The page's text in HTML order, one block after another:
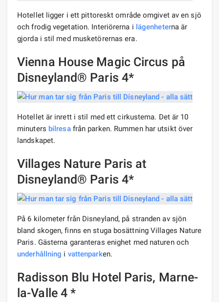
Hotellet ligger i ett pittoreskt område omgivet av en sjö
och frodig vegetation. Interiörerna i lägenheterna är
gjorda i stil med musketörernas era.
Vienna House Magic Circus på
Disneyland® Paris 4*
Hotellet är inrett i stil med ett cirkustema. Det är 10
minuters bilresafrån parken. Rummen har utsikt över
landskapet.
Villages Nature Paris at
Disneyland® Paris 4*
På 6 kilometer från Disneyland, på stranden av sjön
bland skogen, finns en stuga bosättning Villages Nature
Paris. Gästerna garanteras enighet med naturen och
underhållning i vattenparken.
Radisson Blu Hotel Paris, Marne-
la-Valle 4 *